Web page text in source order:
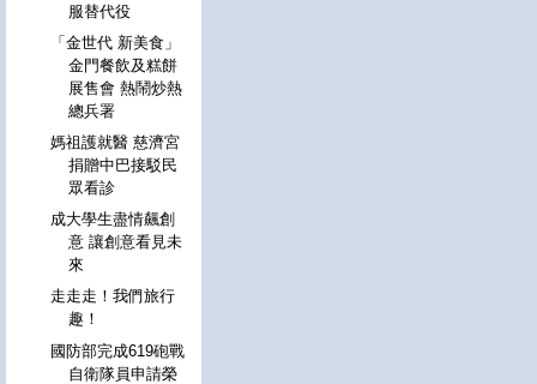
服替代役
「金世代 新美食」
金門餐飲及糕餅
展售會 熱鬧炒熱
總兵署
媽祖護就醫 慈濟宮
捐贈中巴接駁民
眾看診
成大學生盡情飆創
意 讓創意看見未
來
走走走！我們旅行
趣！
國防部完成619砲戰
自衛隊員申請榮